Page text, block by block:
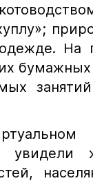
На
занятий
увидели